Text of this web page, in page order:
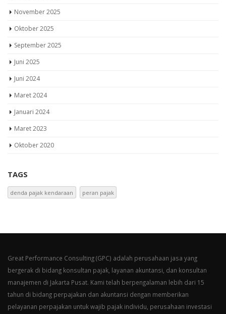
November 2025
Oktober 2025
September 2025
Juni 2025
Juni 2024
Maret 2024
Januari 2024
Maret 2023
Oktober 2020
TAGS
denda pajak kendaraan peran pajak
Great Performance Consulting (GPC) adalah perusahaan jasa yang
bergerak di bidang konsultan pajak, layanan akuntansi, dan konsultan
manajemen di Jakarta Pusat. Kami telah berpengalaman lebih dari 15
tahun di bidang perpajakan dan akuntansi dengan memberikan
pelayanan perpajakan untuk wajib pajak individu, perusahaan investasi